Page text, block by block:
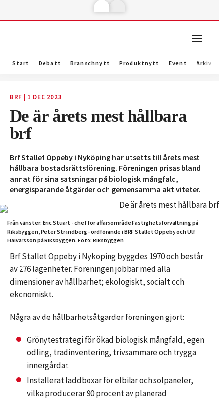
Start Debatt Branschnytt Produktnytt Event Arkiv
BRF | 1 DEC 2023
De är årets mest hållbara
brf
Brf Stallet Oppeby i Nyköping har utsetts till årets mest
hållbara bostadsrättsförening. Föreningen prisas bland
annat för sina satsningar på biologisk mångfald,
energisparande åtgärder och gemensamma aktiviteter.
Från vänster: Eric Stuart - chef för affärsområde Fastighetsförvaltning på
Riksbyggen, Peter Strandberg - ordförande i BRF Stallet Oppeby och Ulf
Halvarsson på Riksbyggen. Foto: Riksbyggen
Brf Stallet Oppeby i Nyköping byggdes 1970 och består
av 276 lägenheter. Föreningen jobbar med alla
dimensioner av hållbarhet; ekologiskt, socialt och
ekonomiskt.
Några av de hållbarhetsåtgärder föreningen gjort:
Grönytestrategi för ökad biologisk mångfald, egen
odling, trädinventering, trivsammare och trygga
innergårdar.
Installerat laddboxar för elbilar och solpaneler,
vilka producerar 90 procent av planerad